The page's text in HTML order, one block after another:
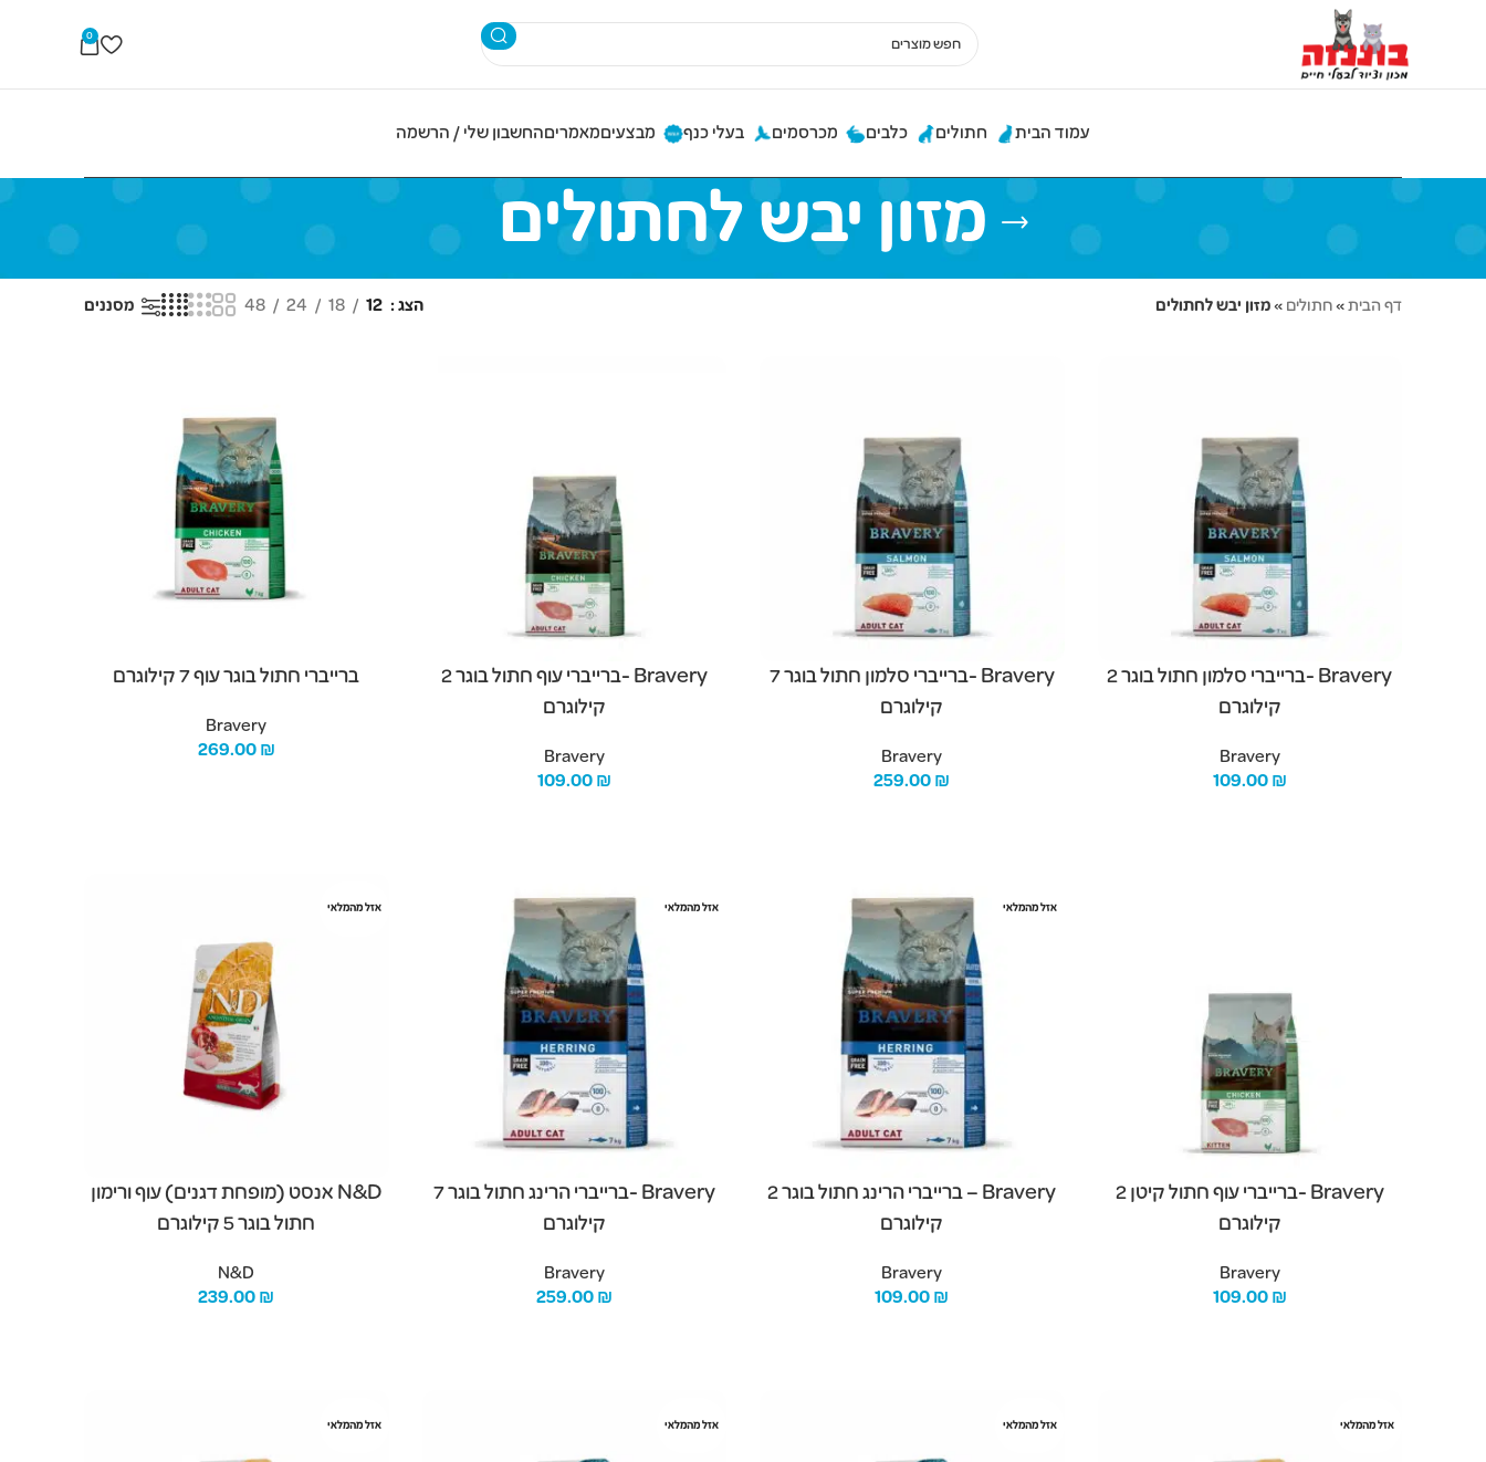
0
עמוד הבית חתולים כלבים מכרסמים בעלי כנף מבצעיםמאמריםהחשבון שלי / הרשמה
מזון יבש לחתולים
דף הבית»חתולים »מזון יבש לחתולים הצג 12
18
24
48 מסננים
Bravery -ברייברי סלמון חתול בוגר 2
קילוגרם
Bravery
109.00 ₪
Bravery -ברייברי סלמון חתול בוגר 7
קילוגרם
Bravery
259.00 ₪
Bravery -ברייברי עוף חתול בוגר 2
קילוגרם
Bravery
109.00 ₪
ברייברי חתול בוגר עוף 7 קילוגרם
Bravery
269.00 ₪
Bravery -ברייברי עוף חתול קיטן 2
קילוגרם
Bravery
109.00 ₪
אזל מהמלאי
Bravery – ברייברי הרינג חתול בוגר 2
קילוגרם
Bravery
109.00 ₪
אזל מהמלאי
Bravery -ברייברי הרינג חתול בוגר 7
קילוגרם
Bravery
259.00 ₪
אזל מהמלאי
N&D אנסט (מופחת דגנים) עוף ורימון
חתול בוגר 5 קילוגרם
N&D
239.00 ₪
אזל מהמלאי אזל מהמלאי אזל מהמלאי אזל מהמלאי